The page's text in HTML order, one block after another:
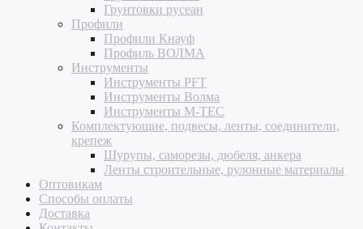
Грунтовки русеан
Профили
Профили Кнауф
Профиль ВОЛМА
Инструменты
Инструменты PFT
Инструменты Волма
Инструменты M-TEC
Комплектующие, подвесы, ленты, соединители,
крепеж
Шурупы, саморезы, дюбеля, анкера
Ленты строительные, рулонные материалы
Оптовикам
Способы оплаты
Доставка